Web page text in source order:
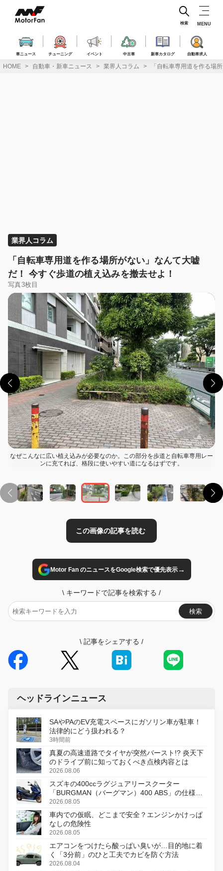
ス
車ニュース チューニング イベント 中古車 新車カタログ 自動車求人
検索 MENU
HOME 自動車・新車ニュース 業界人コラム 「自転車専用道を作る場
業界人コラム
「自転車専用道を作る場所がない」なんて大嘘
だ！ 今すぐ歩道の植え込みを撤去せよ！
写真3枚目
なぜこんなに広い植え込みが必要なのか。この部分を歩道と自転車専用レー
ンに充てれば、格段に使いやすい道になるはずです。
この画像の記事を読む
Motor Fan のニュースをGoogle検索で優先表示→
\ キーワードで記事を検索する /
検索
\ 記事をシェアする /
ヘッドラインニュース
SAやPAのEV充電スペースにガソリン車が駐車！
法律的にどう扱われる？
3時間前
真夏の高速道路でタイヤが突然バースト!? 炎天下
のドライブ前に知っておくべき点検内容とは
2026.08.06
スズキの400ccラグジュアリースクーター
「BURGMAN（バーグマン）400 ABS」の仕様を
変更し、8月18日に発売
2026.08.05
車内での仮眠、どこまで安全？エンジンかけっぱ
なしの危険性
2026.08.05
エアコンをつけたら酸っぱい臭いが…目的地に着
く「3分前」のひと工夫でカビを防ぐ方法
2026.08.04